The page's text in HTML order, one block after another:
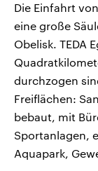
Die Einfahrt
eine große
Obelisk. TEDA
durchzogen
Freiflächen:
bebaut, mit
Sportanlagen,
Aquapark,